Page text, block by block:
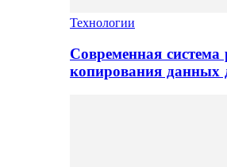
Технологии
Современная система
копирования данных